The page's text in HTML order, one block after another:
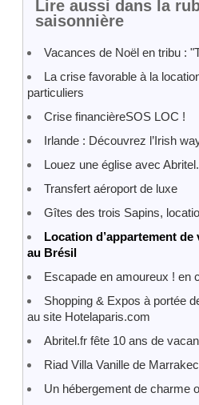
Lire aussi dans la
saisonnière
Vacances de Noël en tribu :
La crise favorable à la
particuliers
Crise financièreSOS LOC !
Irlande : Découvrez l’Irish
Louez une église avec
Transfert aéroport de luxe
Gîtes des trois Sapins,
Location d’appartement
au Brésil
Escapade en amoureux ! en
Shopping & Expos à portée
au site Hotelaparis.com
Abritel.fr fête 10 ans de
Riad Villa Vanille de
Un hébergement de charme